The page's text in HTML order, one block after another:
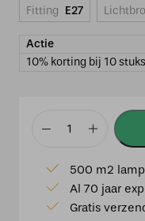
Fitting E27
125mm
4w
Smoke
500 m2
Al 70 jaar
Gratis
Actie
10% korting bij 10 stuks